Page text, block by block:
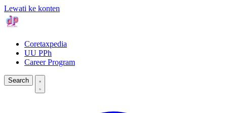
Lewati ke konten
Coretaxpedia
UU PPh
Career Program
Search